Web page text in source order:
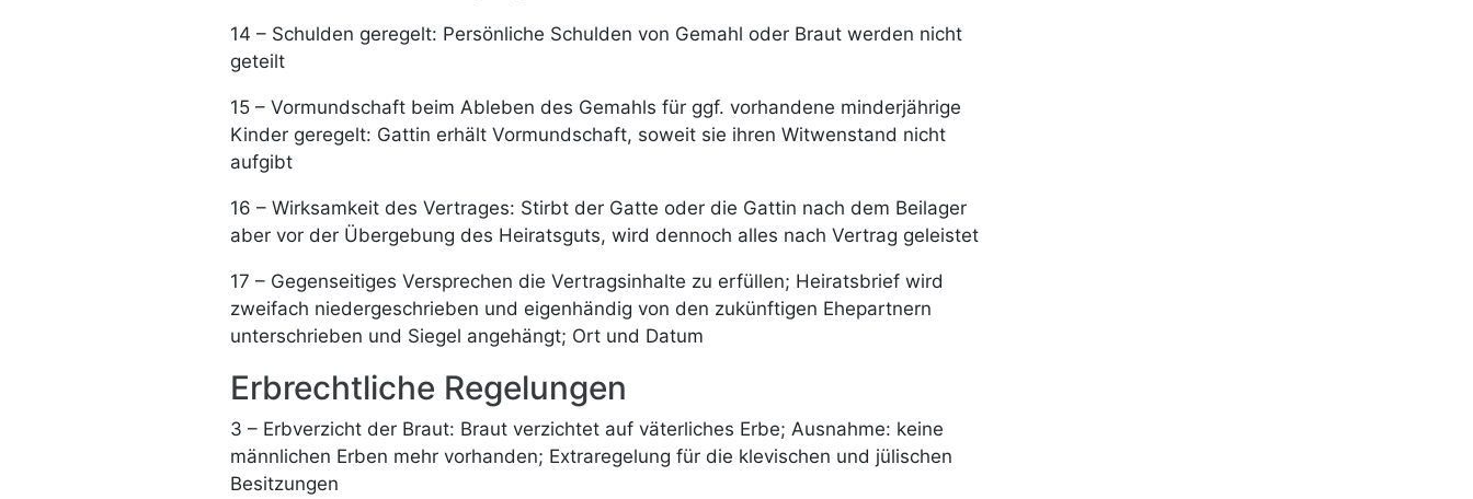
14 – Schulden geregelt: Persönliche Schulden von Gemahl oder Braut werden nicht
geteilt
15 – Vormundschaft beim Ableben des Gemahls für ggf. vorhandene minderjährige
Kinder geregelt: Gattin erhält Vormundschaft, soweit sie ihren Witwenstand nicht
aufgibt
16 – Wirksamkeit des Vertrages: Stirbt der Gatte oder die Gattin nach dem Beilager
aber vor der Übergebung des Heiratsguts, wird dennoch alles nach Vertrag geleistet
17 – Gegenseitiges Versprechen die Vertragsinhalte zu erfüllen; Heiratsbrief wird
zweifach niedergeschrieben und eigenhändig von den zukünftigen Ehepartnern
unterschrieben und Siegel angehängt; Ort und Datum
Erbrechtliche Regelungen
3 – Erbverzicht der Braut: Braut verzichtet auf väterliches Erbe; Ausnahme: keine
männlichen Erben mehr vorhanden; Extraregelung für die klevischen und jülischen
Besitzungen